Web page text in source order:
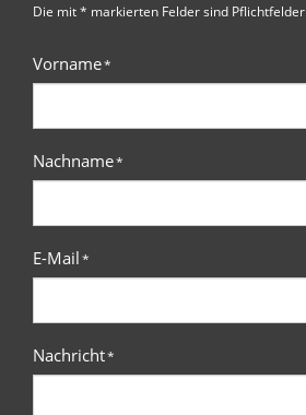
Die mit * markierten Felder sind Pflichtfelder
Vorname*
Nachname*
E-Mail*
Nachricht*